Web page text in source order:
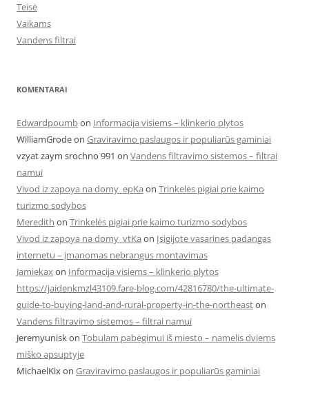
Teisė
Vaikams
Vandens filtrai
KOMENTARAI
Edwardpoumbon Informacija visiems – klinkerio plytos
WilliamGrodeon Graviravimo paslaugos ir populiarūs gaminiai
vzyat zaym srochno 991 on Vandens filtravimo sistemos – filtrai
namui
Vivod iz zapoya na domy_epKa on Trinkelės pigiai prie kaimo
turizmo sodybos
Meredith on Trinkelės pigiai prie kaimo turizmo sodybos
Vivod iz zapoya na domy_vtKa on Įsigijote vasarines padangas
internetu – įmanomas nebrangus montavimas
Jamiekaxon Informacija visiems – klinkerio plytos
https://jaidenkmzl43109.fare-blog.com/42816780/the-ultimate-
guide-to-buying-land-and-rural-property-in-the-northeaston
Vandens filtravimo sistemos – filtrai namui
Jeremyuniskon Tobulam pabėgimui iš miesto – namelis dviems
miško apsuptyje
MichaelKixon Graviravimo paslaugos ir populiarūs gaminiai